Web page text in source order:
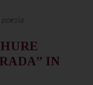
IN